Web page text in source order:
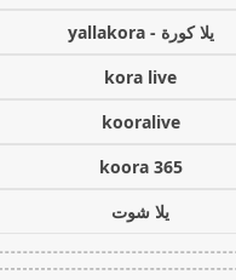
يلا كورة - yallakora
kora live
kooralive
koora 365
يلا شوت